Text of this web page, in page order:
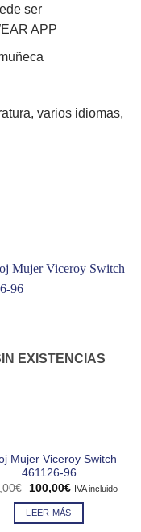
ser
APP
varios idiomas,
EXISTENCIAS
Mujer Viceroy Switch
461126-96
€
El
original
era:
100,00€El
actual
es:
IVA incluido
LEER MÁS